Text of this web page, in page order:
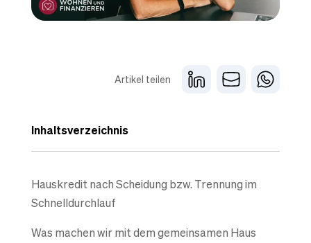
Artikel teilen
Inhaltsverzeichnis
Hauskredit nach Scheidung bzw. Trennung im
Schnelldurchlauf
Was machen wir mit dem gemeinsamen Haus